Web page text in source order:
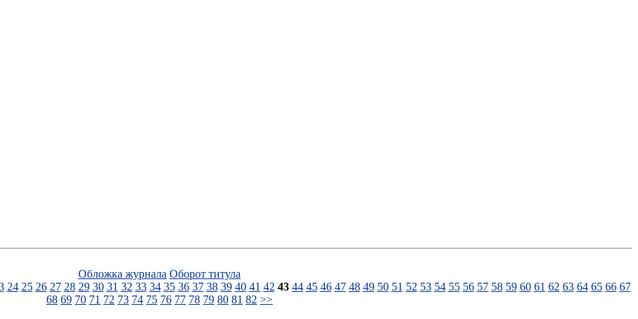
Обложка журнала Оборот титула
24 25 26 27 28 29 30 31 32 33 34 35 36 37 38 39 40 41 42 43 44 45 46 47 48 49 50 51 52 53 54 55 56 57 58 59 60 61 62 63 64 65 66 67
68 69 70 71 72 73 74 75 76 77 78 79 80 81 82 >>